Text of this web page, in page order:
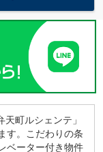
町ルシェンテ」
す。こだわりの条
ベーター付き物件